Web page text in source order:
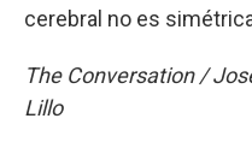
cerebral no es
The Conversation /
Lillo